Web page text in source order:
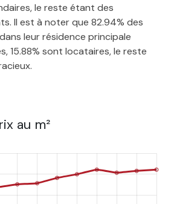
le reste étant des
Il est à noter que 82.94% des
leur résidence principale
15.88% sont locataires, le reste
au m²